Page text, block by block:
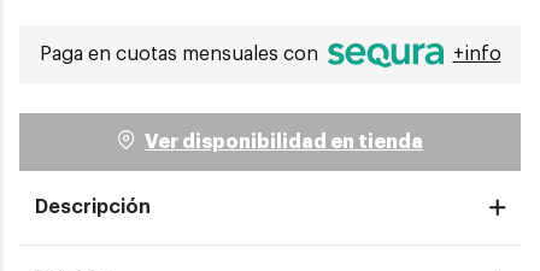
Paga en cuotas mensuales con +info
Ver disponibilidad en tienda
Descripción